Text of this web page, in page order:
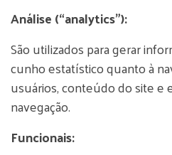
Análise (“analytics”):
São utilizados para gerar
cunho estatístico quanto à
usuários, conteúdo do site e
navegação.
Funcionais: